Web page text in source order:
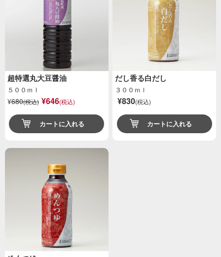
超特選丸大豆醤油
５００ｍｌ
¥680(税込) ¥646(税込)
カートに入れる
だし香る白だし
３００ｍｌ
¥830(税込)
カートに入れる